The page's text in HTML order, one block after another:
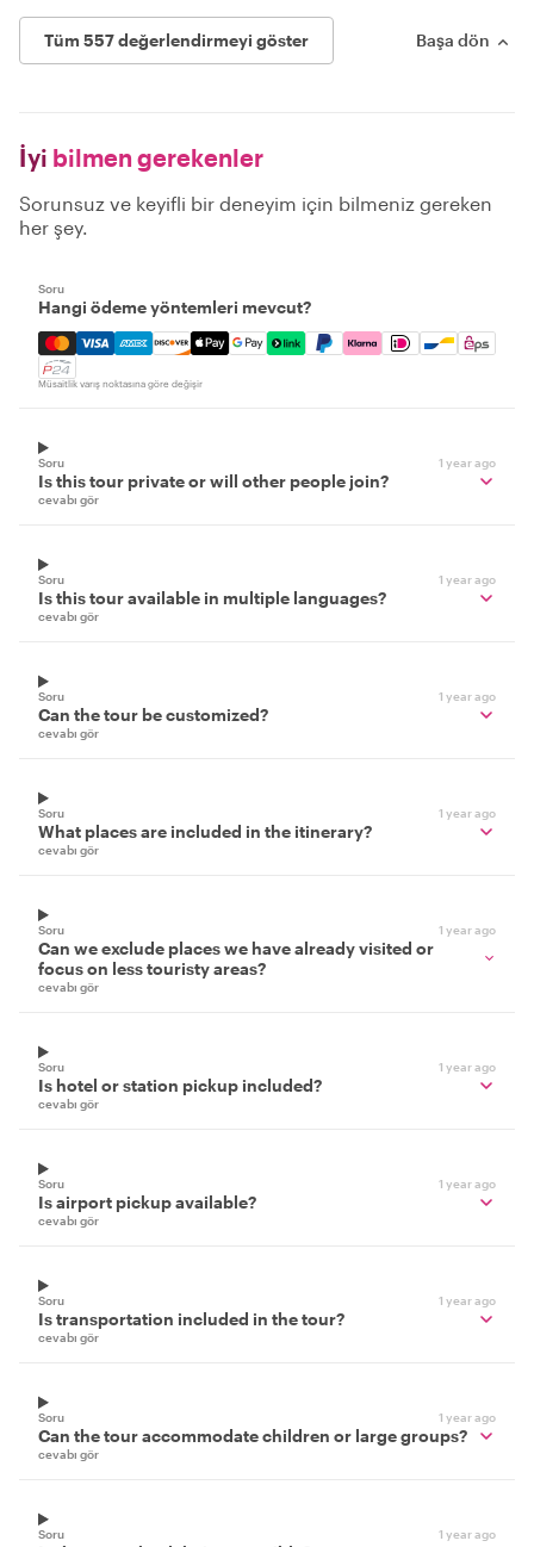
Tüm 557 değerlendirmeyi göster Başa dön
İyi bilmen gerekenler
Sorunsuz ve keyifli bir deneyim için bilmeniz gereken
her şey.
Soru
Hangi ödeme yöntemleri mevcut?
Mastercard, Visa, Amex, Discover, Apple Pay, Google
Müsaitlik varış noktasına göre değişir
Soru 1 year ago
Is this tour private or will other people join?
cevabı gör
Soru 1 year ago
Is this tour available in multiple languages?
cevabı gör
Soru 1 year ago
Can the tour be customized?
cevabı gör
Soru 1 year ago
What places are included in the itinerary?
cevabı gör
Soru 1 year ago
Can we exclude places we have already visited or
focus on less touristy areas?
cevabı gör
Soru 1 year ago
Is hotel or station pickup included?
cevabı gör
Soru 1 year ago
Is airport pickup available?
cevabı gör
Soru 1 year ago
Is transportation included in the tour?
cevabı gör
Soru 1 year ago
Can the tour accommodate children or large groups?
cevabı gör
Soru 1 year ago